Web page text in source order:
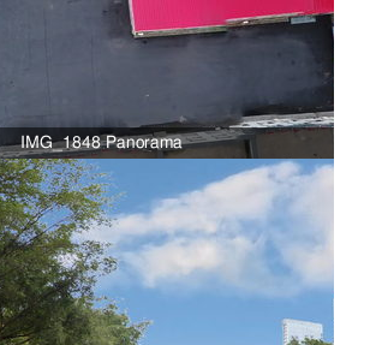
IMG_1848 Panorama